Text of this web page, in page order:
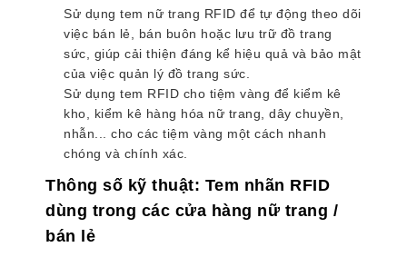
Sử dụng tem nữ trang RFID để tự động theo dõi
việc bán lẻ, bán buôn hoặc lưu trữ đồ trang
sức, giúp cải thiện đáng kể hiệu quả và bảo mật
của việc quản lý đồ trang sức.
Sử dụng tem RFID cho tiệm vàng để kiểm kê
kho, kiểm kê hàng hóa nữ trang, dây chuyền,
nhẫn... cho các tiệm vàng một cách nhanh
chóng và chính xác.
Thông số kỹ thuật: Tem nhãn RFID
dùng trong các cửa hàng nữ trang /
bán lẻ